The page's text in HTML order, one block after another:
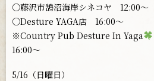
○藤沢市鵠沼海岸シネコヤ 12:00〜
○Desture YAGA店 16:00〜
※Country Pub Desture In Yaga
16:00〜
5/16（日曜日）